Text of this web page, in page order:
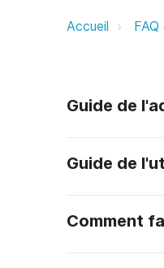
Puis-jeAccueil
Guide de
Guide de
Comment